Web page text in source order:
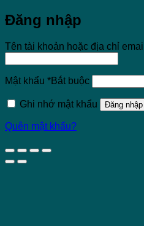
Đăng nhập
Tên tài khoản hoặc địa chỉ email
Mật khẩu *Bắt buộc
Ghi nhớ mật khẩu Đăng nhập
Quên mật khẩu?